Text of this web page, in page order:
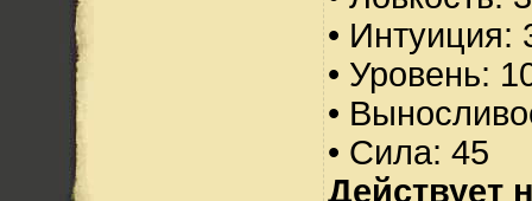
• Интуиция:
• Уровень:
•
• Сила: 45
Действует